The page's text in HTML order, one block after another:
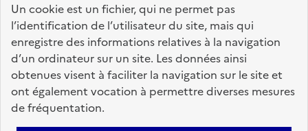
Un cookie est un fichier, qui ne permet pas
l’identification de l’utilisateur du site, mais qui
enregistre des informations relatives à la navigation
d’un ordinateur sur un site. Les données ainsi
obtenues visent à faciliter la navigation sur le site et
ont également vocation à permettre diverses mesures
de fréquentation.
FRANÇAISE
fonction-publique.gouv.fr
legifrance.gouv.fr
gouvernement.fr